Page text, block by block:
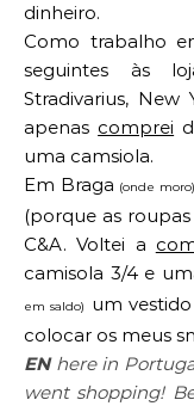
dinheiro.
Como trabalho
seguintes às
Stradivarius,
apenas comprei
uma camsiola.
Em Braga (onde moro)
(porque as
C&A. Voltei a
camisola 3/4 e
em saldo)
um vestido
colocar os meus
ENhere in
went shopping!